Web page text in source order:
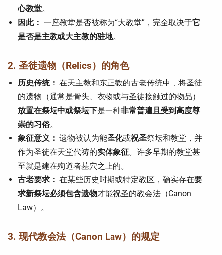
心教堂。
因此： 一座教堂是否被称为“大教堂”，完全取决于它
是否是主教或大主教的驻地。
2. 圣徒遗物（Relics）的角色
历史传统： 在天主教和东正教的古老传统中，将圣徒
的遗物（通常是骨头、衣物或与圣徒接触过的物品）
放置在祭坛中或祭坛下是一种非常普遍且受到高度尊
崇的习俗。
象征意义： 遗物被认为能圣化或祝圣祭坛和教堂，并
作为圣徒在天堂代祷的实体象征。许多早期的教堂甚
至就是建在殉道者墓穴之上的。
古老要求： 在某些历史时期或特定教区，确实存在要
求新祭坛必须包含遗物才能祝圣的教会法（Canon
Law）。
3. 现代教会法（Canon Law）的规定